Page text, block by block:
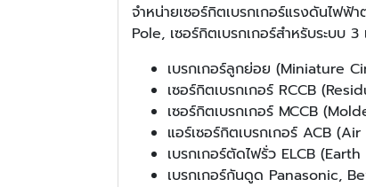
จำหน่ายเซอร์กิตเบรกเกอร์แรงดันไฟ
Pole, เซอร์กิตเบรกเกอร์สำหรับระบบ
เบรกเกอร์ลูกย่อย (Miniature
เซอร์กิตเบรกเกอร์ RCCB
เซอร์กิตเบรกเกอร์ MCCB
แอร์เซอร์กิตเบรกเกอร์ ACB
เบรกเกอร์ตัดไฟรั่ว ELCB
เบรกเกอร์กันดูด Panasonic,